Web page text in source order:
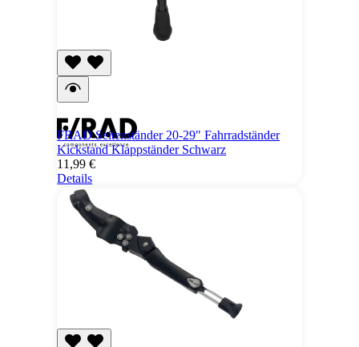
FRAD Seitenständer 20-29" Fahrradständer
Kickstand Klappständer Schwarz
11,99 €
Details